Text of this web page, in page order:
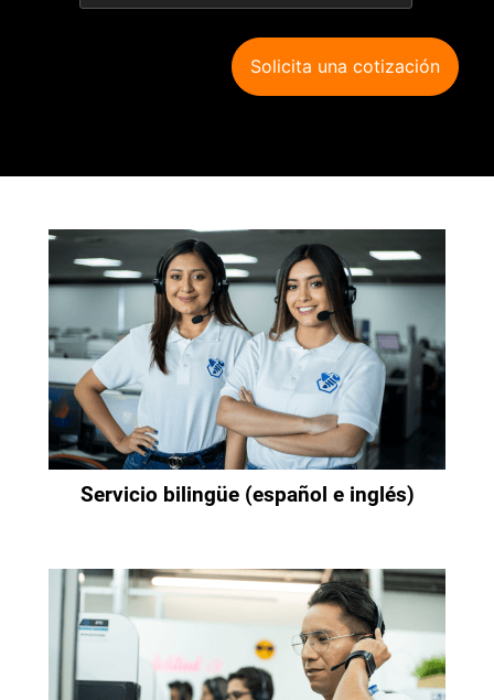
Servicio bilingüe (español e inglés)